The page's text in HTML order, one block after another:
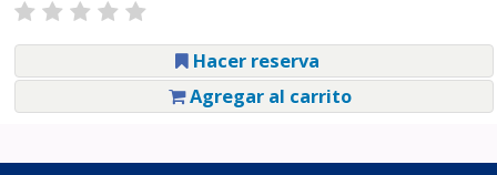
Hacer reserva
Agregar al carrito